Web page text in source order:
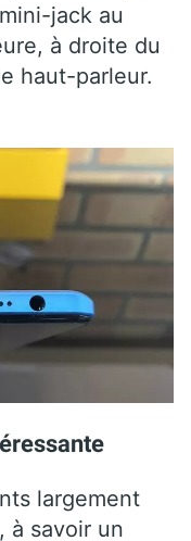
jack au
à droite du
haut-parleur.
largement
à savoir un